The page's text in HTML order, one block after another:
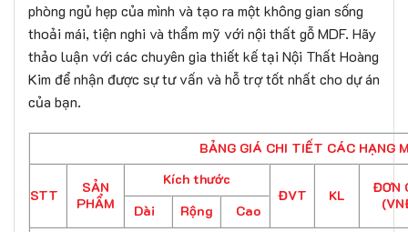
phòng ngủ hẹp của mình và tạo ra một không gian sống
thoải mái, tiện nghi và thẩm mỹ với nội thất gỗ MDF. Hãy
thảo luận với các chuyên gia thiết kế tại Nội Thất Hoàng
Kim để nhận được sự tư vấn và hỗ trợ tốt nhất cho dự án
của bạn.
BẢNG GIÁ CHI TIẾT CÁC HẠNG
STT
SẢN
PHẨM
Kích thước
ĐVT
KL
ĐƠN
Dài Rộng
Cao